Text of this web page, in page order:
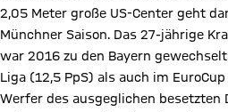
2,05 Meter große US-Center geht
Münchner Saison. Das 27-jährige
war 2016 zu den Bayern
Liga (12,5 PpS) als auch im
Werfer des ausgeglichen besetzten